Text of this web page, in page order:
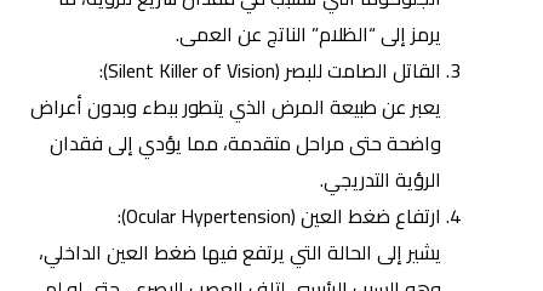
يرمز إلى “الظلام” الناتج عن العمى.
القاتل الصامت للبصر(Silent Killer of Vision):
يعبر عن طبيعة المرض الذي يتطور ببطء وبدون أعراض
واضحة حتى مراحل متقدمة، مما يؤدي إلى فقدان
الرؤية التدريجي.
ارتفاع ضغط العين (Ocular Hypertension):
يشير إلى الحالة التي يرتفع فيها ضغط العين الداخلي،